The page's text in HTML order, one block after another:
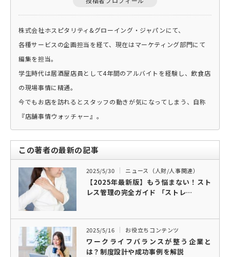
株式会社ホスピタリティ&グローイング・ジャパンにて、
各種サービスの企画担当を経て、現在はマーケティング部門にて
編集を担当。
学生時代は居酒屋店員として4年間のアルバイトを経験し、飲食店
の現場事情に精通。
今でもお店を訪れるとスタッフの動きが気になってしまう、自称
『店舗事情ウォッチャー』。
この著者の最新の記事
2025/5/30 ニュース（人財/人事関連）
【2025年最新版】もう悩まない！スト
レス管理の完全ガイド 「ストレ…
2025/5/16 お役立ちコンテンツ
ワークライフバランスが整う企業と
は？制度設計や成功事例を解説